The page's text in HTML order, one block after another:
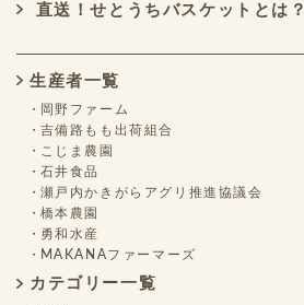
直送！せとうちバスケットとは？
生産者一覧
岡野ファーム
吉備路もも出荷組合
こじま農園
石井食品
瀬戸内かきがらアグリ推進協議会
橋本農園
勇和水産
MAKANAファーマーズ
カテゴリー一覧